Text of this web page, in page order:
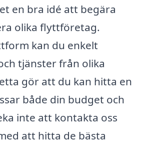
en bra idé att begära
olika flyttföretag.
kan du enkelt
tjänster från olika
gör att du kan hitta en
både din budget och
inte att kontakta oss
att hitta de bästa